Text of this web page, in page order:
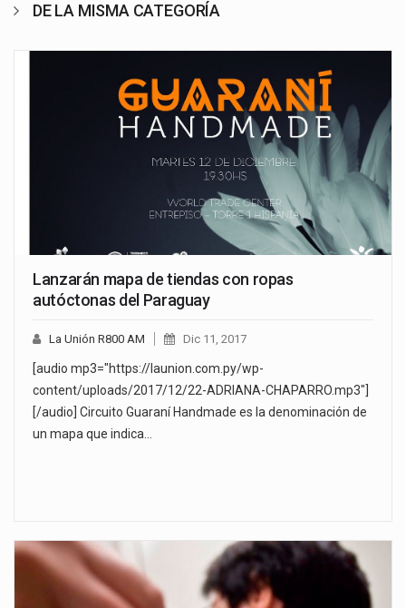
DE LA MISMA CATEGORÍA
Lanzarán mapa de tiendas con ropas
autóctonas del Paraguay
La Unión R800 AM Dic 11, 2017
[audio mp3="https://launion.com.py/wp-
content/uploads/2017/12/22-ADRIANA-CHAPARRO.mp3"]
[/audio] Circuito Guaraní Handmade es la denominación de
un mapa que indica…